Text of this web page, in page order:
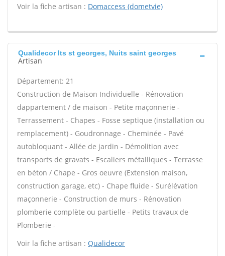
Voir la fiche artisan : Domaccess (dometvie)
Qualidecor Its st georges, Nuits saint georges
Artisan
Département: 21
Construction de Maison Individuelle - Rénovation
dappartement / de maison - Petite maçonnerie -
Terrassement - Chapes - Fosse septique (installation ou
remplacement) - Goudronnage - Cheminée - Pavé
autobloquant - Allée de jardin - Démolition avec
transports de gravats - Escaliers métalliques - Terrasse
en béton / Chape - Gros oeuvre (Extension maison,
construction garage, etc) - Chape fluide - Surélévation
maçonnerie - Construction de murs - Rénovation
plomberie complète ou partielle - Petits travaux de
Plomberie -
Voir la fiche artisan : Qualidecor